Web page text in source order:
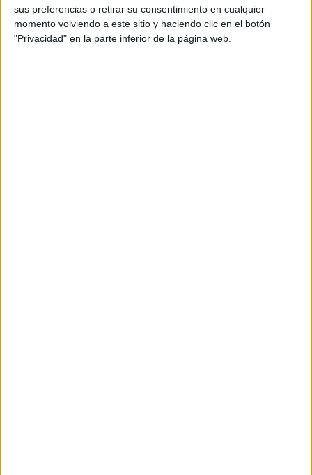
sus preferencias o retirar su consentimiento en cualquier
momento volviendo a este sitio y haciendo clic en el botón
"Privacidad" en la parte inferior de la página web.
Ampliación de espigones y
auténticas rutas